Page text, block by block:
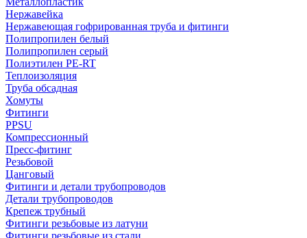
Нержавейка
Нержавеющая гофрированная труба и фитинги
Полипропилен белый
Полипропилен серый
Полиэтилен PE-RT
Теплоизоляция
Труба обсадная
Хомуты
Фитинги
PPSU
Компрессионный
Пресс-фитинг
Резьбовой
Цанговый
Фитинги и детали трубопроводов
Детали трубопроводов
Крепеж трубный
Фитинги резьбовые из латуни
Фитинги резьбовые из стали